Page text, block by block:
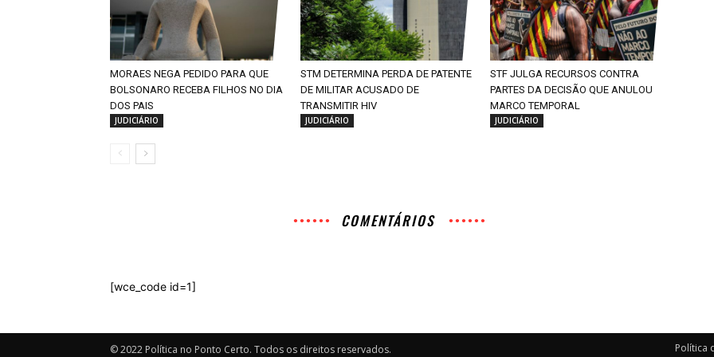
MORAES NEGA PEDIDO PARA QUE
BOLSONARO RECEBA FILHOS NO DIA
DOS PAIS
JUDICIÁRIO
STM DETERMINA PERDA DE PATENTE
DE MILITAR ACUSADO DE
TRANSMITIR HIV
JUDICIÁRIO
STF JULGA RECURSOS CONTRA
PARTES DA DECISÃO QUE ANULOU
MARCO TEMPORAL
JUDICIÁRIO
COMENTÁRIOS
[wce_code id=1]
© 2022 Política no Ponto Certo. Todos os direitos reservados. Política